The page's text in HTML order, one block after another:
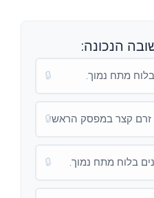
הנכונה:
מתח נמוך. 🔒
זרם קצר במפסק הראשי.🔒
בלוח מתח נמוך. 🔒